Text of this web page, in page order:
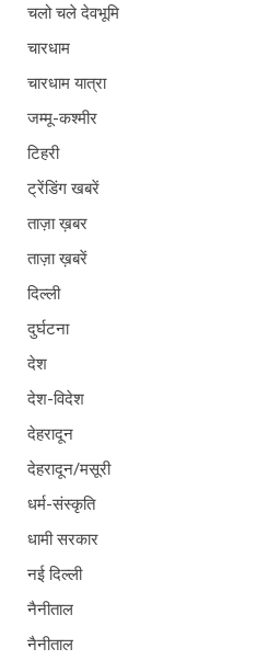
चलो चले देवभूमि
चारधाम
चारधाम यात्रा
जम्मू-कश्मीर
टिहरी
ट्रेंडिंग खबरें
ताज़ा ख़बर
ताज़ा ख़बरें
दिल्ली
दुर्घटना
देश
देश-विदेश
देहरादून
देहरादून/मसूरी
धर्म-संस्कृति
धामी सरकार
नई दिल्ली
नैनीताल
नैनीताल